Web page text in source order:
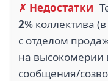
✗ Недостатки
2% коллектива
с отделом
на высокомерии
сообщения/